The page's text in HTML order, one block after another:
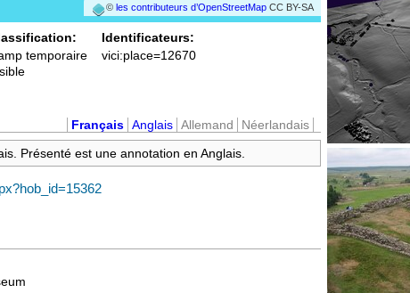
©les contributeurs d’OpenStreetMap CC BY-SA
temporaire
Identificateurs:
vici:place=12670
Français Anglais Allemand
Néerlandais
Présenté est une annotation en Anglais.